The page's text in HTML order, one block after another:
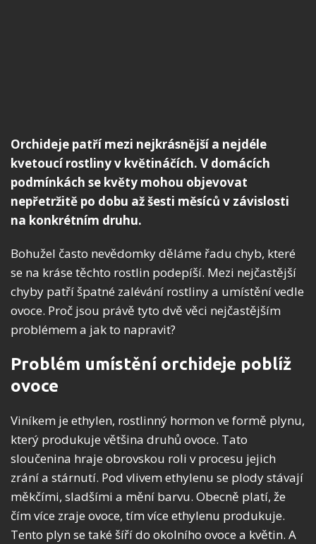
Orchideje patří mezi nejkrásnější a nejdéle
kvetoucí rostliny v květináčích. V domácích
podmínkách se květy mohou objevovat
nepřetržitě po dobu až šesti měsíců v závislosti
na konkrétním druhu.
Bohužel často nevědomky děláme řadu chyb, které
se na kráse těchto rostlin podepíší. Mezi nejčastější
chyby patří špatné zalévání rostliny a umístění vedle
ovoce. Proč jsou právě tyto dvě věci nejčastějším
problémem a jak to napravit?
Problém umístění orchideje poblíž
ovoce
Viníkem je ethylen, rostlinný hormon ve formě plynu,
který produkuje většina druhů ovoce. Tato
sloučenina hraje obrovskou roli v procesu jejich
zrání a stárnutí. Pod vlivem ethylenu se plody stávají
měkčími, sladšími a mění barvu. Obecně platí, že
čím více zraje ovoce, tím více ethylenu produkuje.
Tento plyn se také šíří do okolního ovoce a květin. A